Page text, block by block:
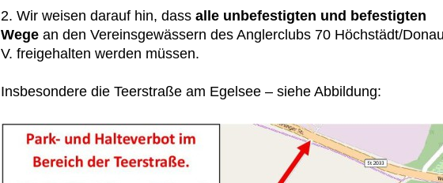
2. Wir weisen darauf hin, dassalle unbefestigten und befestigten
Wege an den Vereinsgewässern des Anglerclubs 70 Höchstädt/
V. freigehalten werden müssen.
Insbesondere die Teerstraße am Egelsee – siehe Abbildung: